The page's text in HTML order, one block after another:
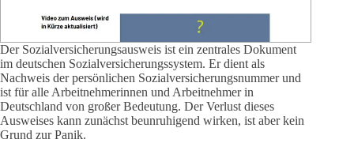
Der Sozialversicherungsausweis ist ein zentrales Dokument
im deutschen Sozialversicherungssystem. Er dient als
Nachweis der persönlichen Sozialversicherungsnummer und
ist für alle Arbeitnehmerinnen und Arbeitnehmer in
Deutschland von großer Bedeutung. Der Verlust dieses
Ausweises kann zunächst beunruhigend wirken, ist aber kein
Grund zur Panik.